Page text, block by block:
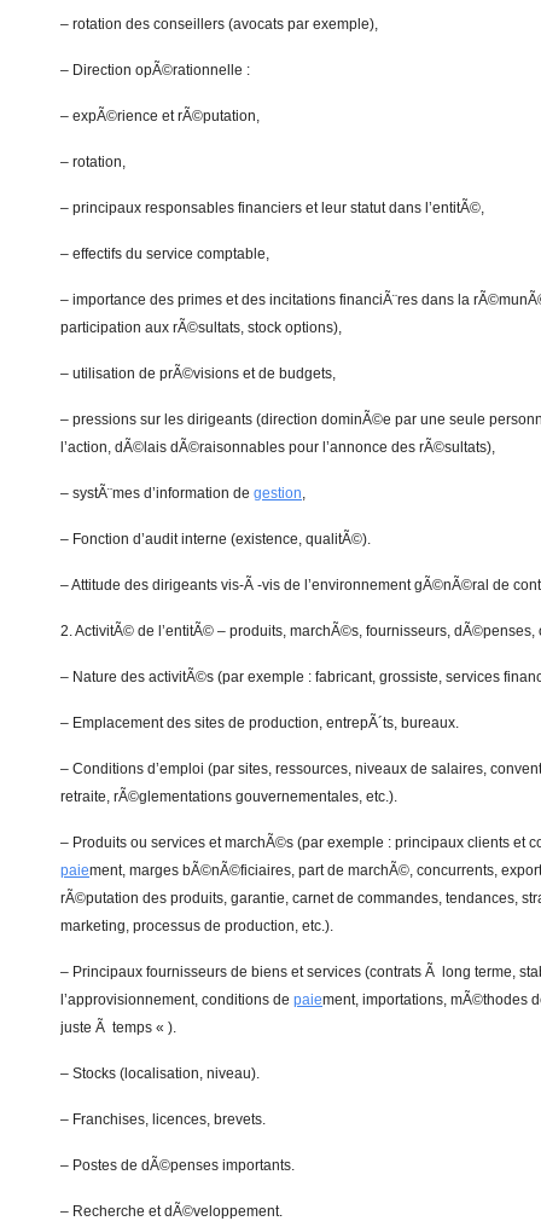
– rotation des conseillers (avocats par exemple),
– Direction opÃ©rationnelle :
– expÃ©rience et rÃ©putation,
– rotation,
– principaux responsables financiers et leur statut dans l’entitÃ©,
– effectifs du service comptable,
– importance des primes et des incitations financiÃ¨res dans la
participation aux rÃ©sultats, stock options),
– utilisation de prÃ©visions et de budgets,
– pressions sur les dirigeants (direction dominÃ©e par une seule
l’action, dÃ©lais dÃ©raisonnables pour l’annonce des rÃ©sultats),
– systÃ¨mes d’information de gestion,
– Fonction d’audit interne (existence, qualitÃ©).
– Attitude des dirigeants vis-Ã -vis de l’environnement gÃ©nÃ©ral de
2. ActivitÃ© de l’entitÃ© – produits, marchÃ©s, fournisseurs,
– Nature des activitÃ©s (par exemple : fabricant, grossiste, services
– Emplacement des sites de production, entrepÃ´ts, bureaux.
– Conditions d’emploi (par sites, ressources, niveaux de salaires,
retraite, rÃ©glementations gouvernementales, etc.).
– Produits ou services et marchÃ©s (par exemple : principaux clients et
paiement, marges bÃ©nÃ©ficiaires, part de marchÃ©, concurrents,
rÃ©putation des produits, garantie, carnet de commandes, tendances,
marketing, processus de production, etc.).
– Principaux fournisseurs de biens et services (contrats Ã long terme,
l’approvisionnement, conditions de paiement, importations, mÃ©thodes
juste Ã temps « ).
– Stocks (localisation, niveau).
– Franchises, licences, brevets.
– Postes de dÃ©penses importants.
– Recherche et dÃ©veloppement.